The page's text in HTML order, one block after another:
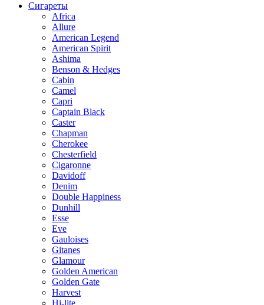
Сигареты
Africa
Allure
American Legend
American Spirit
Ashima
Benson & Hedges
Cabin
Camel
Capri
Captain Black
Caster
Chapman
Cherokee
Chesterfield
Cigaronne
Davidoff
Denim
Double Happiness
Dunhill
Esse
Eve
Gauloises
Gitanes
Glamour
Golden American
Golden Gate
Harvest
Hi-lite